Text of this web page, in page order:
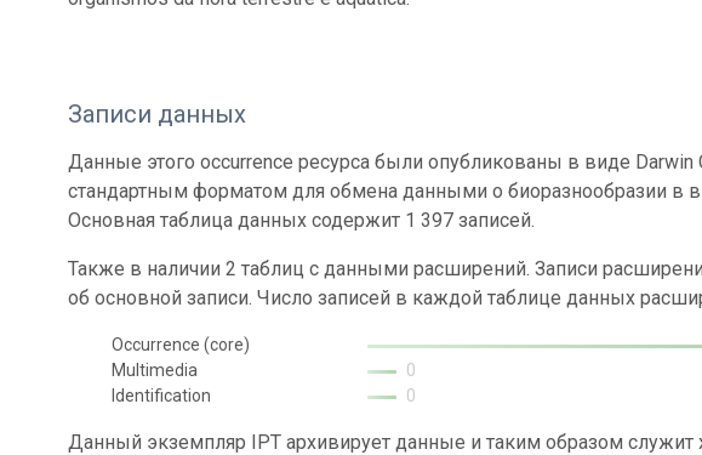
Записи данных
Данные этого occurrence ресурса были опубликованы в виде Darwin
стандартным форматом для обмена данными о биоразнообразии в
Основная таблица данных содержит 1 397 записей.
Также в наличии 2 таблиц с данными расширений. Записи
об основной записи. Число записей в каждой таблице данных
Occurrence (core)
Multimedia
0
Identification
0
Данный экземпляр IPT архивирует данные и таким образом